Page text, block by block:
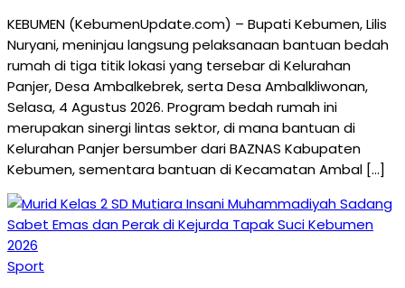
KEBUMEN (KebumenUpdate.com) – Bupati Kebumen, Lilis
Nuryani, meninjau langsung pelaksanaan bantuan bedah
rumah di tiga titik lokasi yang tersebar di Kelurahan
Panjer, Desa Ambalkebrek, serta Desa Ambalkliwonan,
Selasa, 4 Agustus 2026. Program bedah rumah ini
merupakan sinergi lintas sektor, di mana bantuan di
Kelurahan Panjer bersumber dari BAZNAS Kabupaten
Kebumen, sementara bantuan di Kecamatan Ambal […]
Sport